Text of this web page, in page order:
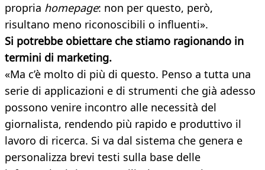
propria homepage: non per questo, però,
risultano meno riconoscibili o influenti».
Si potrebbe obiettare che stiamo ragionando in
termini di marketing.
«Ma c’è molto di più di questo. Penso a tutta una
serie di applicazioni e di strumenti che già adesso
possono venire incontro alle necessità del
giornalista, rendendo più rapido e produttivo il
lavoro di ricerca. Si va dal sistema che genera e
personalizza brevi testi sulla base delle